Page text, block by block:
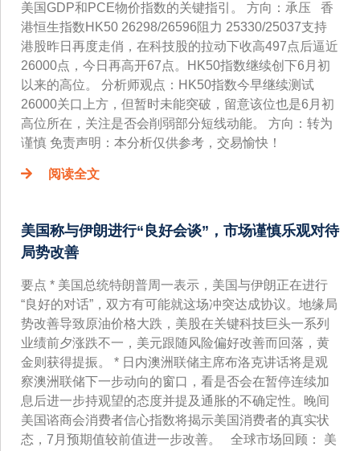
美国GDP和PCE物价指数的关键指引。 方向：承压 香
港恒生指数HK50 26298/26596阻力 25330/25037支持
港股昨日再度走俏，在科技股的拉动下收高497点后逼近
26000点，今日再高开67点。HK50指数继续创下6月初
以来的高位。 分析师观点：HK50指数今早继续测试
26000关口上方，但暂时未能突破，留意该位也是6月初
高位所在，关注是否会削弱部分短线动能。 方向：转为
谨慎 免责声明：本分析仅供参考，交易愉快！
阅读全文
美国称与伊朗进行“良好会谈”，市场谨慎乐观对待
局势改善
要点 * 美国总统特朗普周一表示，美国与伊朗正在进行
“良好的对话”，双方有可能就这场冲突达成协议。地缘局
势改善导致原油价格大跌，美股在关键科技巨头一系列
业绩前夕涨跌不一，美元跟随风险偏好改善而回落，黄
金则获得提振。 * 日内澳洲联储主席布洛克讲话将是观
察澳洲联储下一步动向的窗口，看是否会在暂停连续加
息后进一步持观望的态度并提及通胀的不确定性。晚间
美国谘商会消费者信心指数将揭示美国消费者的真实状
态，7月预期值较前值进一步改善。 全球市场回顾： 美